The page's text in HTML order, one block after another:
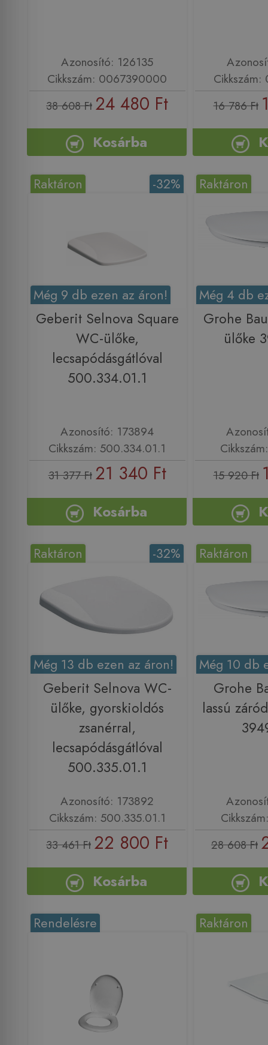
Azonosító: 126135
Cikkszám: 0067390000
38 608 Ft 24 480 Ft
Kosárba
16 786 Ft
-32%
Raktáron
Még 9 db ezen az áron!
Geberit Selnova Square
WC-ülőke,
lecsapódásgátlóval
500.334.01.1
Azonosító: 173894
Cikkszám: 500.334.01.1
31 377 Ft 21 340 Ft
Kosárba
Raktáron
Még 4 db
Grohe
ülőke
15 920 Ft
-32%
Raktáron
Még 13 db ezen az áron!
Geberit Selnova WC-
ülőke, gyorskioldós
zsanérral,
lecsapódásgátlóval
500.335.01.1
Azonosító: 173892
Cikkszám: 500.335.01.1
33 461 Ft 22 800 Ft
Kosárba
Raktáron
Még 10 db
Grohe
lassú
28 608 Ft
Rendelésre Raktáron